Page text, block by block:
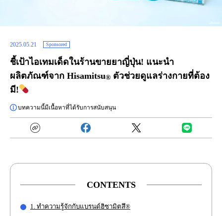
2025.05.21 Sponsored
ชี้เป้าไอเทมเด็ดในร้านขายยาญี่ปุ่น! แนะนำ
ผลิตภัณฑ์จาก Hisamitsu® ตัวช่วยดูแลร่างกายที่ต้อง
มี!
บทความนี้มีเนื้อหาที่ได้รับการสนับสนุน
CONTENTS
1. ทำความรู้จักกับแบรนด์ฮิซามิตสึ®